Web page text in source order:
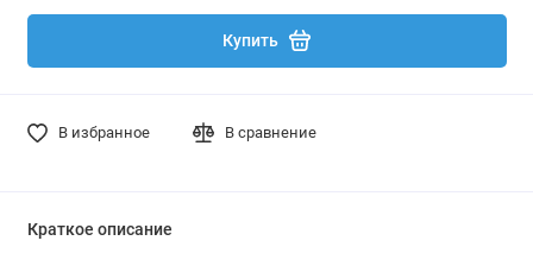
Купить
В избранное В сравнение
Краткое описание